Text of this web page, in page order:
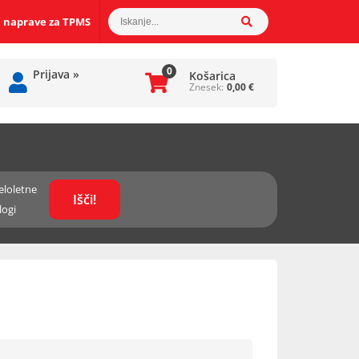
za TPMS
Prijava » Košarica
0
Znesek: 0,00€